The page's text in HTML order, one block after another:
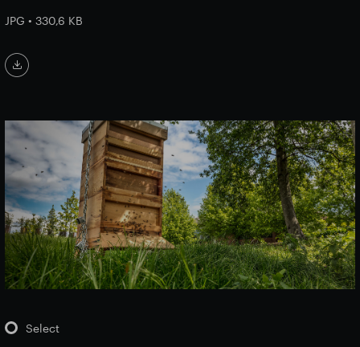
JPG • 330,6 KB
Select